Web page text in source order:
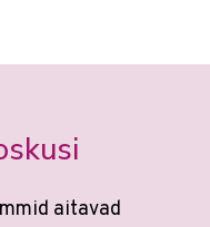
aitavad